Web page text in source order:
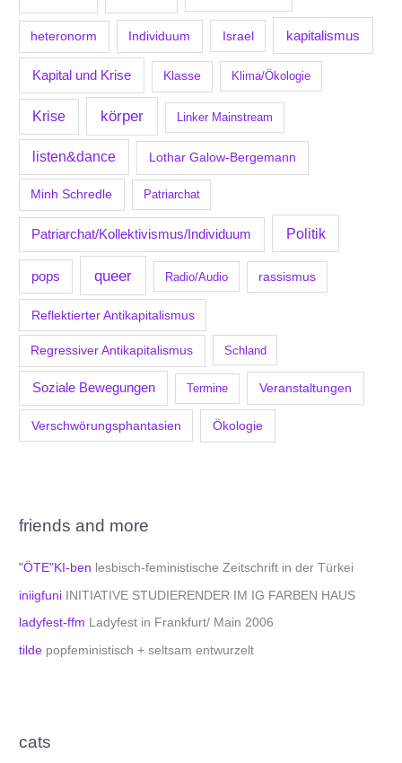
heteronorm Individuum Israel kapitalismus
Kapital und Krise Klasse Klima/Ökologie
Krise körper Linker Mainstream
listen&dance Lothar Galow-Bergemann
Minh Schredle Patriarchat
Patriarchat/Kollektivismus/Individuum Politik
pops queer Radio/Audio rassismus
Reflektierter Antikapitalismus
Regressiver Antikapitalismus Schland
Soziale Bewegungen Termine Veranstaltungen
Verschwörungsphantasien Ökologie
friends and more
"ÖTE"KI-ben lesbisch-feministische Zeitschrift in der Türkei
iniigfuni INITIATIVE STUDIERENDER IM IG FARBEN HAUS
ladyfest-ffm Ladyfest in Frankfurt/ Main 2006
tilde popfeministisch + seltsam entwurzelt
cats